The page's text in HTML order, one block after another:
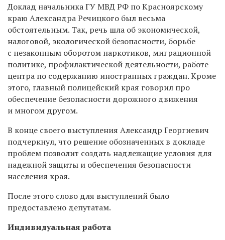
Доклад начальника ГУ МВД РФ по Красноярскому
краю Александра Речицкого был весьма
обстоятельным. Так, речь шла об экономической,
налоговой, экологической безопасности, борьбе
с незаконным оборотом наркотиков, миграционной
политике, профилактической деятельности, работе
центра по содержанию иностранных граждан. Кроме
этого, главный полицейский края говорил про
обеспечение безопасности дорожного движения
и многом другом.
В конце своего выступления Александр Георгиевич
подчеркнул, что решение обозначенных в докладе
проблем позволит создать надлежащие условия для
надежной защиты и обеспечения безопасности
населения края.
После этого слово для выступлений было
предоставлено депутатам.
Индивидуальная работа